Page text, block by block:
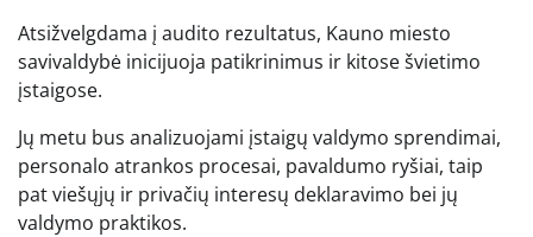
Atsižvelgdama į audito rezultatus, Kauno miesto
savivaldybė inicijuoja patikrinimus ir kitose švietimo
įstaigose.
Jų metu bus analizuojami įstaigų valdymo sprendimai,
personalo atrankos procesai, pavaldumo ryšiai, taip
pat viešųjų ir privačių interesų deklaravimo bei jų
valdymo praktikos.